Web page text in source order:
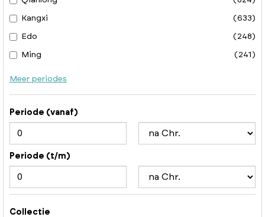
Kangxi (633)
Edo (248)
Ming (241)
Meer periodes
Periode (vanaf)
Periode (t/m)
Collectie